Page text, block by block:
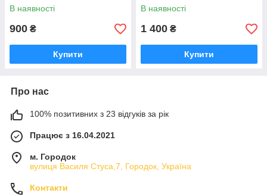
В наявності
900 ₴
Купити
В наявності
1 400 ₴
Купити
Про нас
100% позитивних з 23 відгуків за рік
Працює з 16.04.2021
м. Городок
вулиця Василя Стуса,7, Городок, Україна
Контакти